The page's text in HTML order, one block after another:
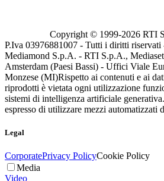
Copyright © 1999-2026 RTI
P.Iva 03976881007 - Tutti i diritti riservati
Mediamond S.p.A. - RTI S.p.A.,
Amsterdam (Paesi Bassi) - Uffici Viale
Monzese (MI)Rispetto ai contenuti e ai
riprodotti è vietata ogni utilizzazione
sistemi di intelligenza artificiale
espresso di utilizzare mezzi automatizzati
Legal
CorporatePrivacy PolicyCookie Policy
Media
Video